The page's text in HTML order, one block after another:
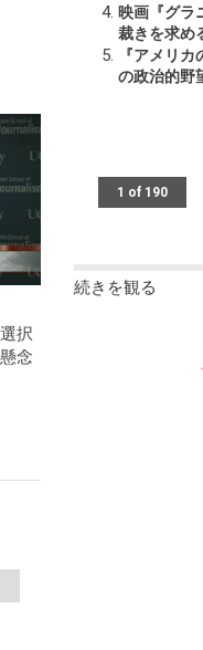
択
念
映画『グラ
裁きを求め
『アメリ
の政治的
1 of 190
続きを観る